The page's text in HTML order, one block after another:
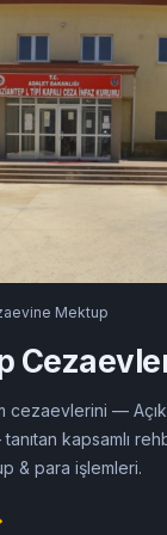
Mektup
cezaevlerini —
kapsamlı
& para işlemleri.